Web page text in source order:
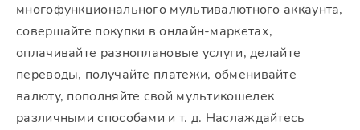
многофункционального мультивалютного аккаунта,
совершайте покупки в онлайн-маркетах,
оплачивайте разноплановые услуги, делайте
переводы, получайте платежи, обменивайте
валюту, пополняйте свой мультикошелек
различными способами и т. д. Наслаждайтесь